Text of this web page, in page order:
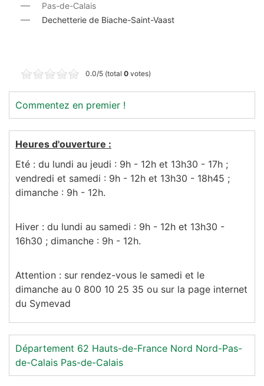
Pas-de-Calais
Dechetterie de Biache-Saint-Vaast
0.0/5 (total 0 votes)
Commentez en premier !
Heures d'ouverture :
Eté : du lundi au jeudi : 9h - 12h et 13h30 - 17h ;
vendredi et samedi : 9h - 12h et 13h30 - 18h45 ;
dimanche : 9h - 12h.
Hiver : du lundi au samedi : 9h - 12h et 13h30 -
16h30 ; dimanche : 9h - 12h.
Attention : sur rendez-vous le samedi et le
dimanche au 0 800 10 25 35 ou sur la page internet
du Symevad
Département 62 Hauts-de-France Nord Nord-Pas-
de-Calais Pas-de-Calais